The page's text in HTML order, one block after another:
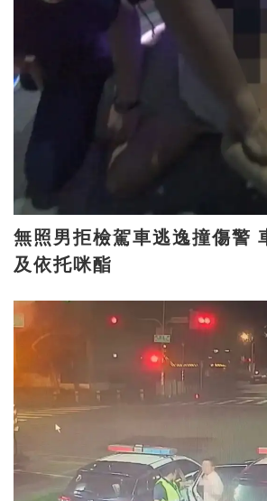
無照男拒檢駕車逃逸撞傷警 車內起出安毒
及依托咪酯